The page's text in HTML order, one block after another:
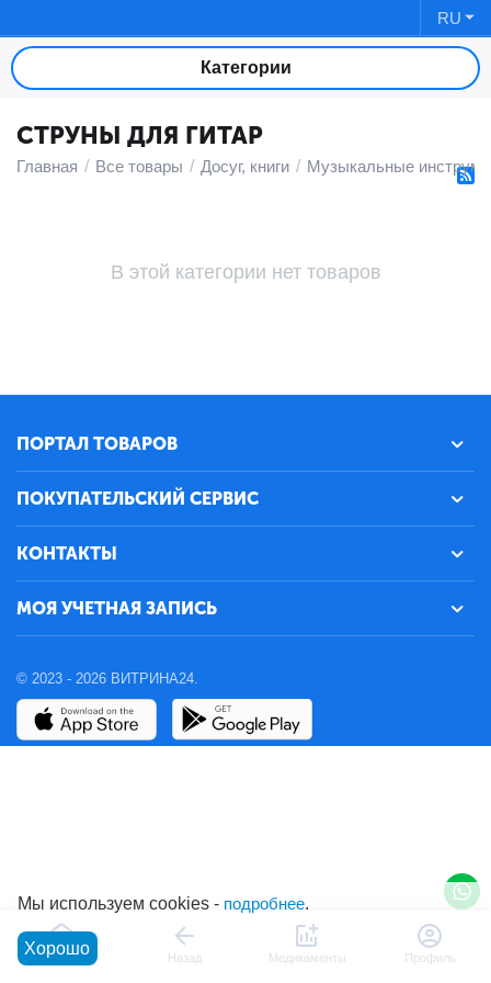
RU
Категории
СТРУНЫ ДЛЯ ГИТАР
Главная / Все товары / Досуг, книги / Музыкальные
В этой категории нет товаров
ПОРТАЛ ТОВАРОВ
ПОКУПАТЕЛЬСКИЙ СЕРВИС
КОНТАКТЫ
МОЯ УЧЕТНАЯ ЗАПИСЬ
© 2023 - 2026 ВИТРИНА24.
Главная Назад Медикаменты Профиль
Мы используем cookies - подробнее.
Хорошо